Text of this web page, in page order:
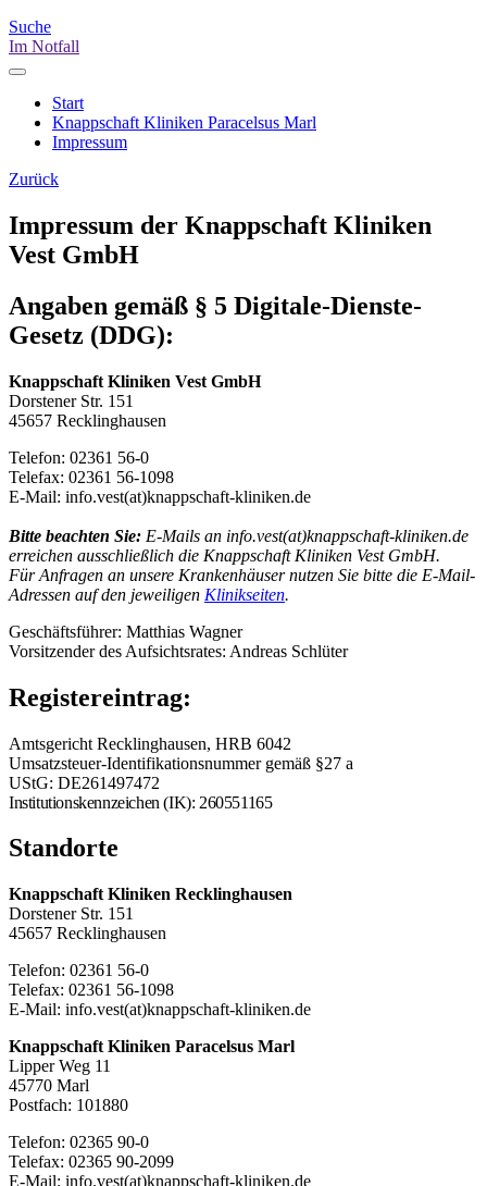
Suche
Im Notfall
Start
Knappschaft Kliniken Paracelsus Marl
Impressum
Zurück
Impressum der Knappschaft Kliniken
Vest GmbH
Angaben gemäß § 5 Digitale-Dienste-
Gesetz (DDG):
Knappschaft Kliniken Vest GmbH
Dorstener Str. 151
45657 Recklinghausen
Telefon: 02361 56-0
Telefax: 02361 56-1098
E-Mail: info.vest(at)knappschaft-kliniken.de
Bitte beachten Sie: E-Mails an info.vest(at)knappschaft-kliniken.de
erreichen ausschließlich die Knappschaft Kliniken Vest GmbH.
Für Anfragen an unsere Krankenhäuser nutzen Sie bitte die E-Mail-
Adressen auf den jeweiligen Klinikseiten.
Geschäftsführer: Matthias Wagner
Vorsitzender des Aufsichtsrates: Andreas Schlüter
Registereintrag:
Amtsgericht Recklinghausen, HRB 6042
Umsatzsteuer-Identifikationsnummer gemäß §27 a
UStG: DE261497472
Institutionskennzeichen (IK): 260551165
Standorte
Knappschaft Kliniken Recklinghausen
Dorstener Str. 151
45657 Recklinghausen
Telefon: 02361 56-0
Telefax: 02361 56-1098
E-Mail: info.vest(at)knappschaft-kliniken.de
Knappschaft Kliniken Paracelsus Marl
Lipper Weg 11
45770 Marl
Postfach: 101880
Telefon: 02365 90-0
Telefax: 02365 90-2099
E-Mail: info.vest(at)knappschaft-kliniken.de